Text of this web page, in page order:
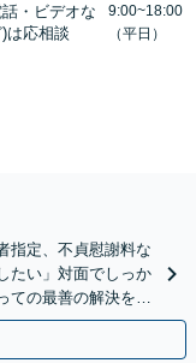
話・ビデオな
)は応相談
9:00~18:00
（平日）
指定、不貞慰謝料な
たい」対面でしっか
ての最善の解決を目
さい。